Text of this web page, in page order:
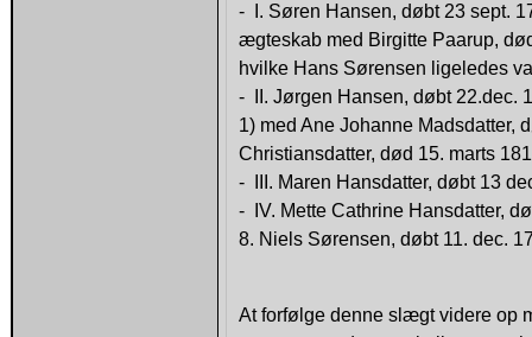
- I. Søren Hansen, døbt 23 sept.
ægteskab med Birgitte Paarup,
hvilke Hans Sørensen ligeledes
- II. Jørgen Hansen, døbt 22.dec.
1) med Ane Johanne Madsdatter,
Christiansdatter, død 15. marts
- III. Maren Hansdatter, døbt 13
- IV. Mette Cathrine Hansdatter,
8. Niels Sørensen, døbt 11. dec.
At forfølge denne slægt videre op